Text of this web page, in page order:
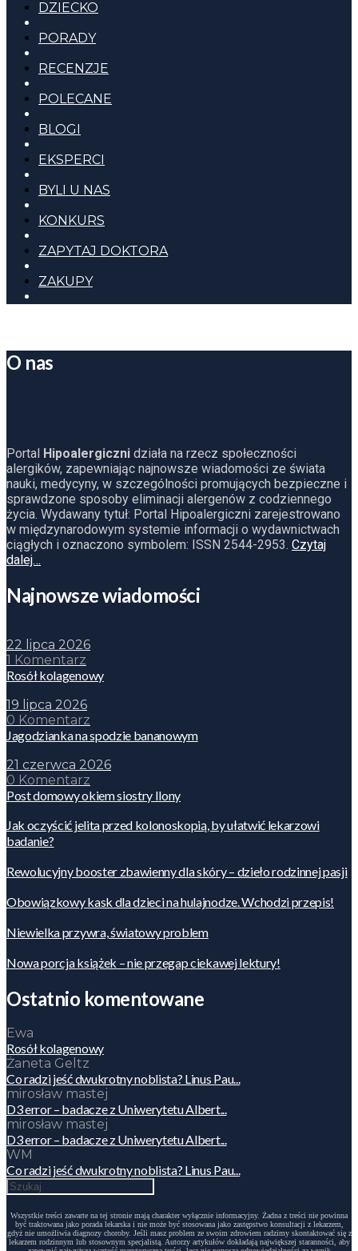
DZIECKO
PORADY
RECENZJE
POLECANE
BLOGI
EKSPERCI
BYLI U NAS
KONKURS
ZAPYTAJ DOKTORA
ZAKUPY
O nas
Portal Hipoalergiczni działa na rzecz społeczności
alergików, zapewniając najnowsze wiadomości ze świata
nauki, medycyny, w szczególności promujących bezpieczne i
sprawdzone sposoby eliminacji alergenów z codziennego
życia. Wydawany tytuł: Portal Hipoalergiczni zarejestrowano
w międzynarodowym systemie informacji o wydawnictwach
ciągłych i oznaczono symbolem: ISSN 2544-2953. Czytaj
dalej…
Najnowsze wiadomości
22 lipca 2026
1 Komentarz
Rosół kolagenowy
19 lipca 2026
0 Komentarz
Jagodzianka na spodzie bananowym
21 czerwca 2026
0 Komentarz
Post domowy okiem siostry Ilony
Jak oczyścić jelita przed kolonoskopią, by ułatwić lekarzowi
badanie?
Rewolucyjny booster zbawienny dla skóry – dzieło rodzinnej pasji
Obowiązkowy kask dla dzieci na hulajnodze. Wchodzi przepis!
Niewielka przywra, światowy problem
Nowa porcja książek – nie przegap ciekawej lektury!
Ostatnio komentowane
Ewa
Rosół kolagenowy
Żaneta Geltz
Co radzi jeść dwukrotny noblista? Linus Pau...
mirosław mastej
D3 error – badacze z Uniwerytetu Albert...
mirosław mastej
D3 error – badacze z Uniwerytetu Albert...
WM
Co radzi jeść dwukrotny noblista? Linus Pau...
Wszystkie treści zawarte na tej stronie mają charakter wyłącznie informacyjny. Żadna z treści nie powinna
być traktowana jako porada lekarska i nie może być stosowana jako zastępstwo konsultacji z lekarzem,
gdyż nie umożliwia diagnozy choroby. Jeśli masz problem ze swoim zdrowiem radzimy skontaktować się z
lekarzem rodzinnym lub stosownym specjalistą. Autorzy artykułów dokładają największej staranności, aby